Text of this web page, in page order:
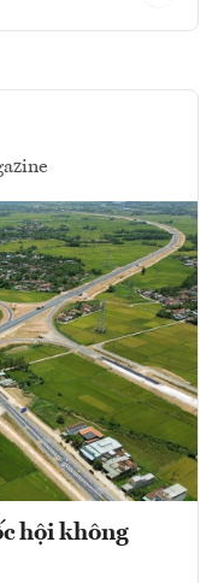
hội không